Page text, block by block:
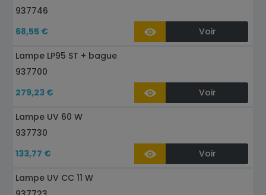
937746
68,55 €
Voir
Lampe LP95 ST + bague
937700
279,23 €
Voir
Lampe UV 60 W
937730
133,77 €
Voir
Lampe UV CC 11 W